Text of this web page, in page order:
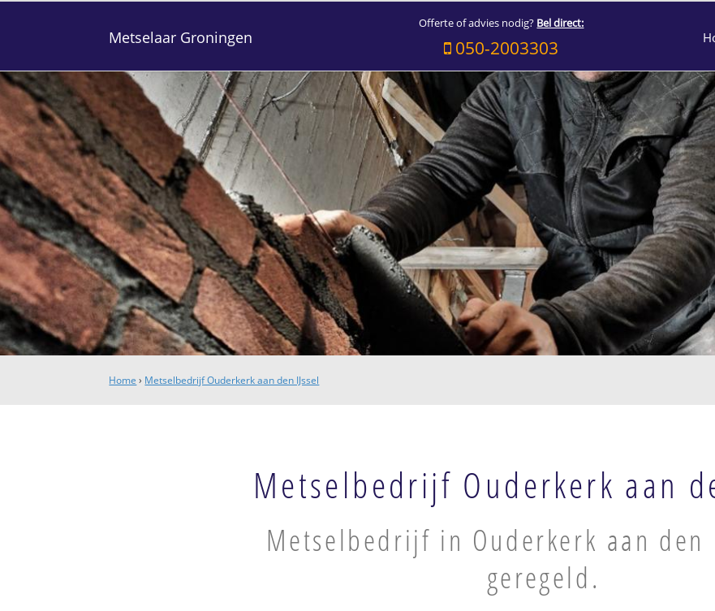
Metselaar Groningen
Offerte of advies nodig? Bel direct:
050-2003303
Home › Metselbedrijf Ouderkerk aan den IJssel
Metselbedrijf Ouderkerk aan
Metselbedrijf in Ouderkerk aan den
geregeld.